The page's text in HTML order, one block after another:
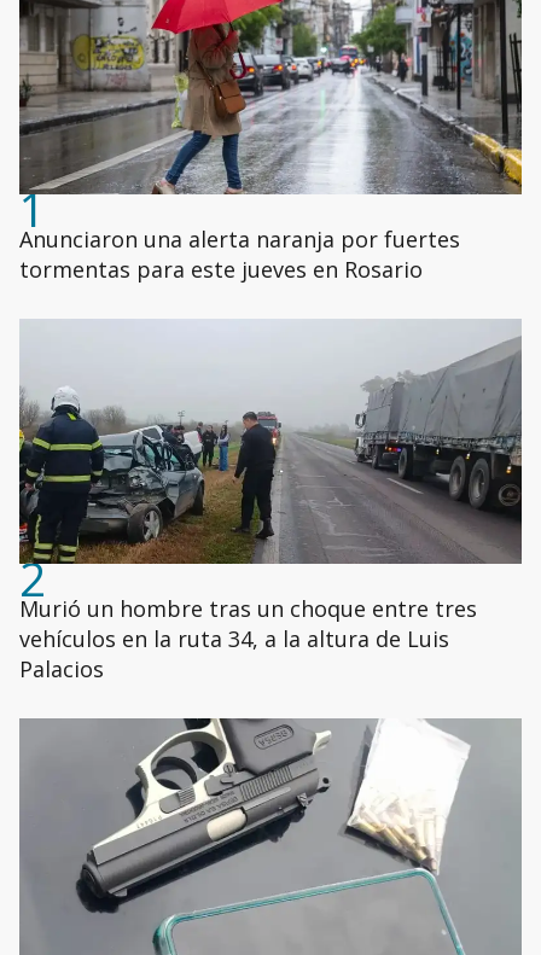
1
Anunciaron una alerta naranja por fuertes
tormentas para este jueves en Rosario
2
Murió un hombre tras un choque entre tres
vehículos en la ruta 34, a la altura de Luis
Palacios